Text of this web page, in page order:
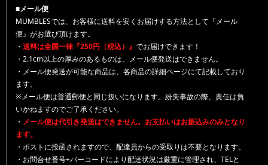
■メール便
MUMBLESでは、お客様に送料を安くお届けする方法として『メール
便』がお選び頂けます。
・ 送料は全国一律『250円（税込）』 でお届けできます！
・2.1cm以上の厚みのあるものは、メール便発送はできません。
・メール便発送が可能な商品は、各商品の詳細ページにて記載しており
ます。
※メール便は普通郵便と同じ扱いになります。紛失事故の際、責任は負
いかねますのでご了承ください。
・ メール便は代引き発送はできません。お支払いはお振込みのみとなり
ます。
・ポストに投函されますので、配達員からの受取りは不要となります。
・お問合せ番号+バーコードにより配達状況は厳重に管理され、TELと